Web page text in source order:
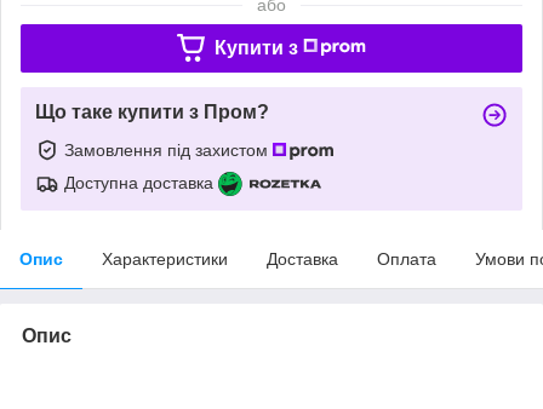
або
Купити з
Що таке купити з Пром?
Замовлення під захистом
Доступна доставка
Опис Характеристики Доставка Оплата Умови
Опис